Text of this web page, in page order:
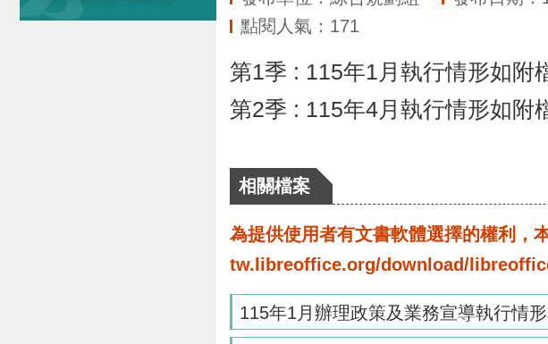
點閱人氣：171
第1季 : 115年1月執行情形如附
第2季 : 115年4月執行情形如附
相關檔案
為提供使用者有文書軟體選擇的權利，
tw.libreoffice.org/download/
115年1月辦理政策及業務宣導執行情